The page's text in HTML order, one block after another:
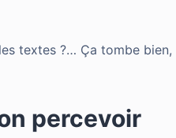
textes ?… Ça tombe bien,
percevoir